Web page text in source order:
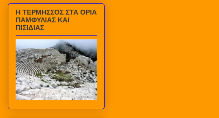
Η ΤΕΡΜΗΣΣΟΣ ΣΤΑ ΟΡΙΑ
ΠΑΜΦΥΛΙΑΣ ΚΑΙ
ΠΙΣΙΔΙΑΣ